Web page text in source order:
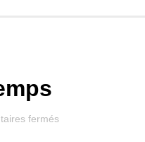
ferméssur